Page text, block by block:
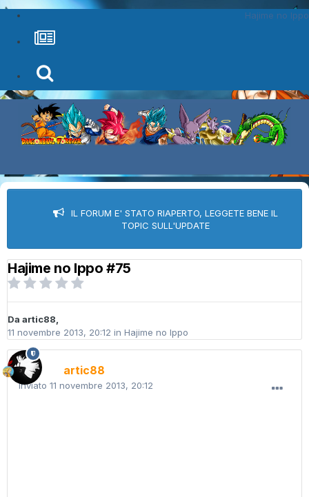
Hajime no Ippo
IL FORUM E' STATO RIAPERTO, LEGGETE BENE IL
TOPIC SULL'UPDATE
Hajime no Ippo #75
Da artic88,
11 novembre 2013, 20:12 in Hajime no Ippo
artic88
Inviato 11 novembre 2013, 20:12